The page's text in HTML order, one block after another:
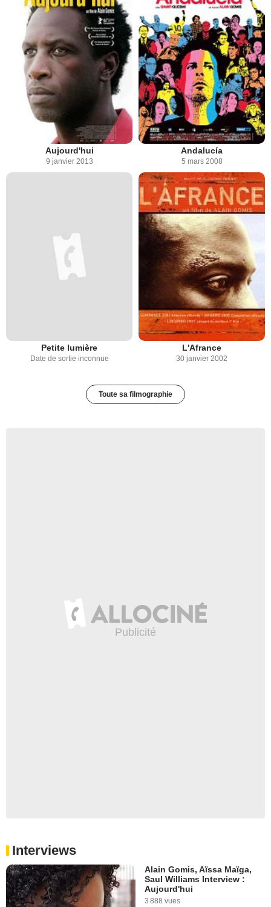
Aujourd'hui
9 janvier 2013
Andalucía
5 mars 2008
Petite lumière
Date de sortie inconnue
L'Afrance
30 janvier 2002
Toute sa filmographie
Interviews
Alain Gomis, Aïssa Maïga,
Saul Williams Interview :
Aujourd'hui
3 888 vues